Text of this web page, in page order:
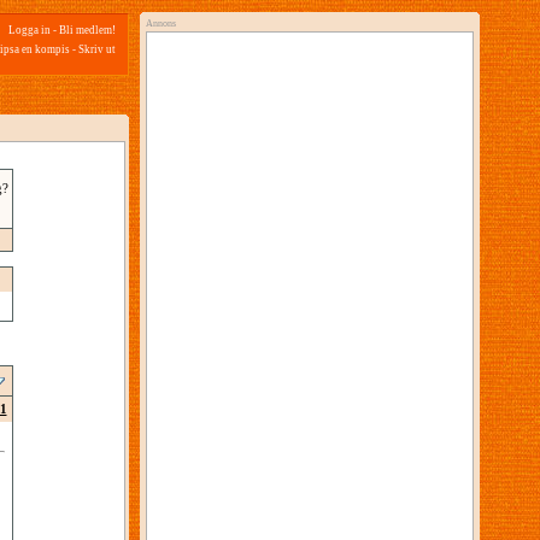
Logga in - Bli medlem!
en kompis - Skriv ut
1
Annons